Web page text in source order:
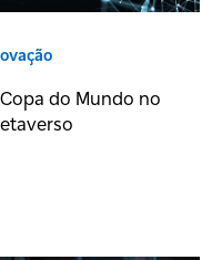
do Mundo no